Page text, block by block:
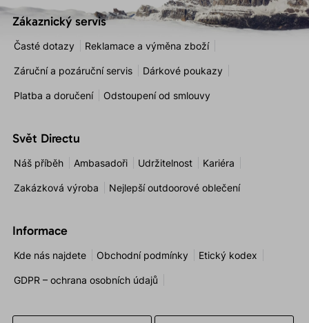
Zákaznický servis
Časté dotazy Reklamace a výměna zboží
Záruční a pozáruční servis Dárkové poukazy
Platba a doručení Odstoupení od smlouvy
Svět Directu
Náš příběh Ambasadoři Udržitelnost Kariéra
Zakázková výroba Nejlepší outdoorové oblečení
Informace
Kde nás najdete Obchodní podmínky Etický kodex
GDPR – ochrana osobních údajů